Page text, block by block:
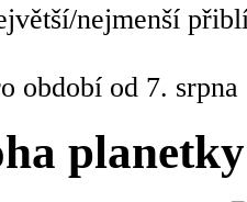
nejmenší
období od 7.